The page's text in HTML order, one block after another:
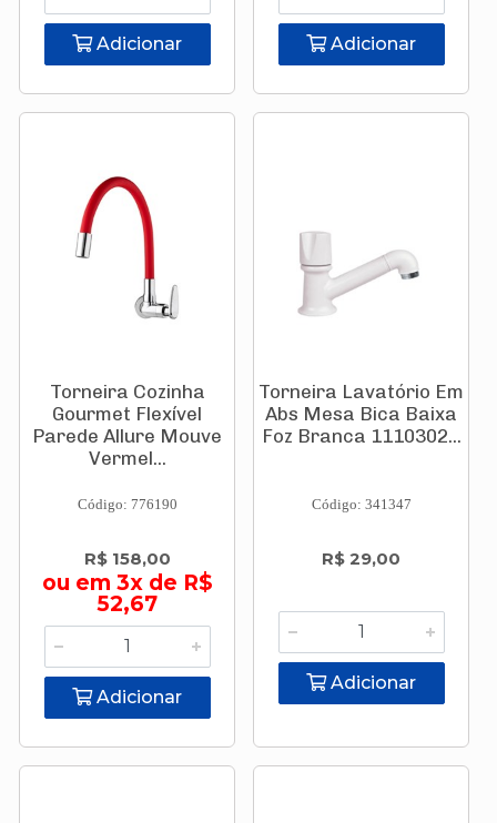
Adicionar Adicionar
Torneira Cozinha
Gourmet Flexível
Parede Allure Mouve
Vermel...
Código: 776190
R$ 158,00
ou em 3x de R$
52,67
Adicionar
Torneira Lavatório Em
Abs Mesa Bica Baixa
Foz Branca 1110302...
Código: 341347
R$ 29,00
Adicionar